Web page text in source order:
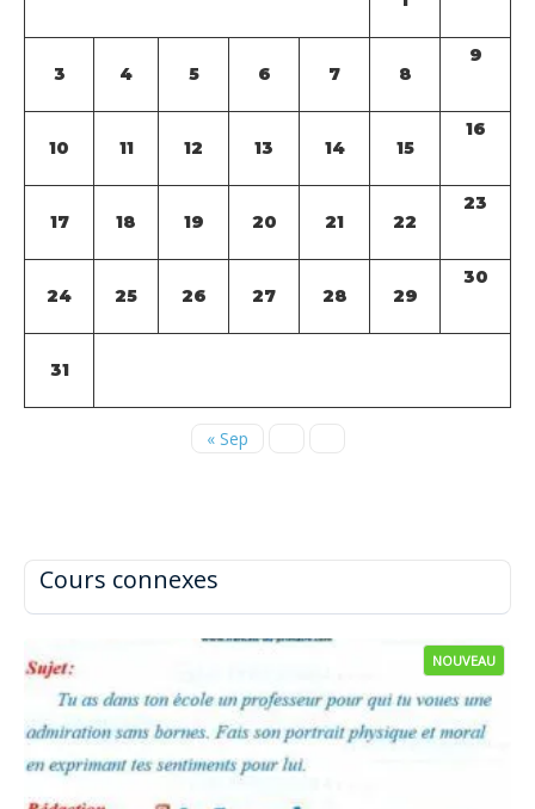
Cours connexes
NOUVEAU
3 4 5 6 7 8
9
10 11 12 13 14 15
16
17 18 19 20 21 22
23
24 25 26 27 28 29
30
31
« Sep